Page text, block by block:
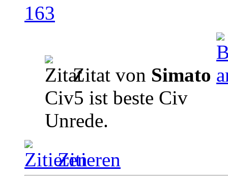
Zitat von Simato
Civ5 ist beste Civ
Unrede.
Zitieren